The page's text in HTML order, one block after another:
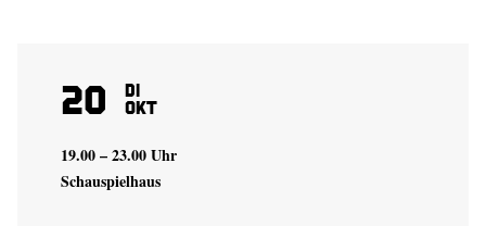
20 Di
Okt
19.00 – 23.00 Uhr
Schauspielhaus